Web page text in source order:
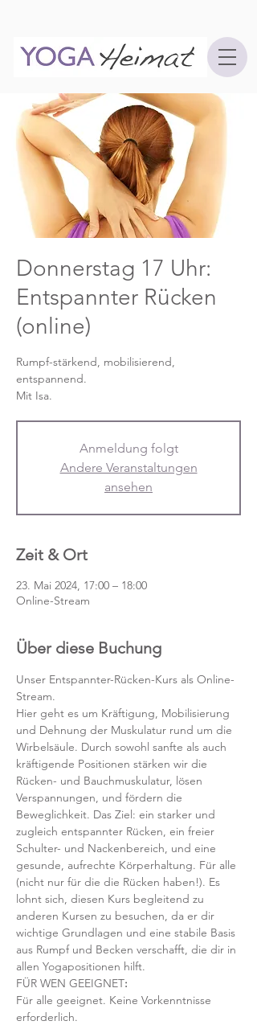
Donnerstag 17 Uhr:
Entspannter Rücken
(online)
Rumpf-stärkend, mobilisierend,
entspannend.
Mit Isa.
Anmeldung folgt
Andere Veranstaltungen
ansehen
Zeit & Ort
23. Mai 2024, 17:00 – 18:00
Online-Stream
Über diese Buchung
Unser Entspannter-Rücken-Kurs als Online-
Stream.
Hier geht es um Kräftigung, Mobilisierung
und Dehnung der Muskulatur rund um die
Wirbelsäule. Durch sowohl sanfte als auch
kräftigende Positionen stärken wir die
Rücken- und Bauchmuskulatur, lösen
Verspannungen, und fördern die
Beweglichkeit. Das Ziel: ein starker und
zugleich entspannter Rücken, ein freier
Schulter- und Nackenbereich, und eine
gesunde, aufrechte Körperhaltung. Für alle
(nicht nur für die die Rücken haben!). Es
lohnt sich, diesen Kurs begleitend zu
anderen Kursen zu besuchen, da er dir
wichtige Grundlagen und eine stabile Basis
aus Rumpf und Becken verschafft, die dir in
allen Yogapositionen hilft.
FÜR WEN GEEIGNET:
Für alle geeignet. Keine Vorkenntnisse
erforderlich.